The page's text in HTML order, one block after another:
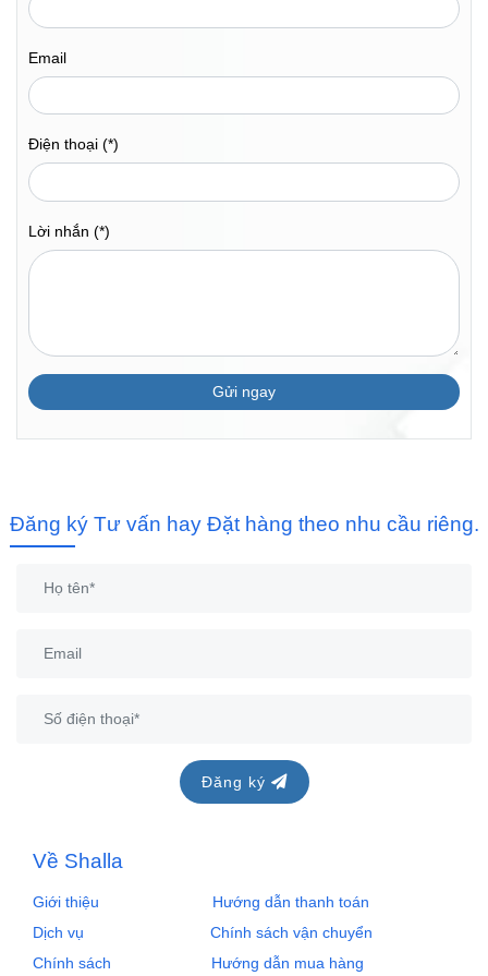
Về Shalla
Giới thiệu
Hướng dẫn thanh toán
Dịch vụ
Chính sách vận chuyển
Chính sách
Hướng dẫn mua hàng
Email
Điện thoại (*)
Lời nhắn (*)
Gửi ngay
Đăng ký Tư vấn hay Đặt hàng theo nhu cầu riêng.
Đăng ký